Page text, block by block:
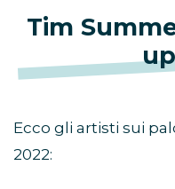
Tim
Ecco gli artisti sui
2022: